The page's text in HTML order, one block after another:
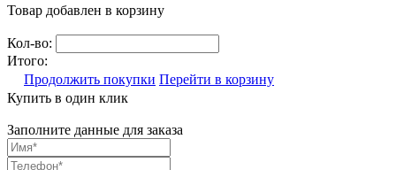
Товар добавлен в корзину
Кол-во:
Итого:
Продолжить покупки Перейти в корзину
Купить в один клик
Заполните данные для заказа